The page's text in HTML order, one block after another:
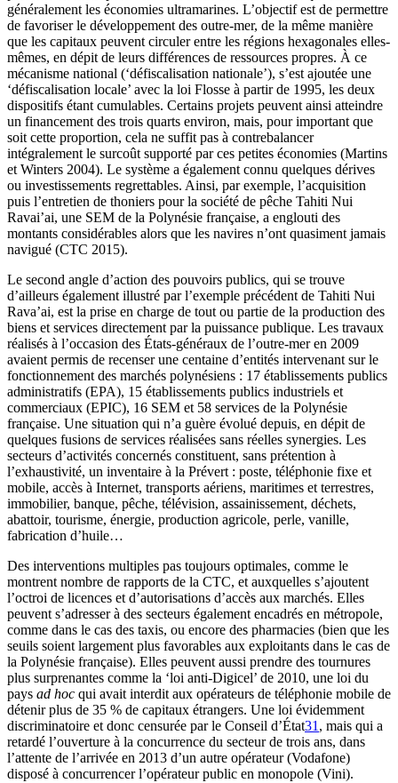
généralement les économies ultramarines. L’objectif est de permettre
de favoriser le développement des outre-mer, de la même manière
que les capitaux peuvent circuler entre les régions hexagonales elles-
mêmes, en dépit de leurs différences de ressources propres. À ce
mécanisme national (‘défiscalisation nationale’), s’est ajoutée une
‘défiscalisation locale’ avec la loi Flosse à partir de 1995, les deux
dispositifs étant cumulables. Certains projets peuvent ainsi atteindre
un financement des trois quarts environ, mais, pour important que
soit cette proportion, cela ne suffit pas à contrebalancer
intégralement le surcoût supporté par ces petites économies (Martins
et Winters 2004). Le système a également connu quelques dérives
ou investissements regrettables. Ainsi, par exemple, l’acquisition
puis l’entretien de thoniers pour la société de pêche Tahiti Nui
Ravai’ai, une SEM de la Polynésie française, a englouti des
montants considérables alors que les navires n’ont quasiment jamais
navigué (CTC 2015).
Le second angle d’action des pouvoirs publics, qui se trouve
d’ailleurs également illustré par l’exemple précédent de Tahiti Nui
Rava’ai, est la prise en charge de tout ou partie de la production des
biens et services directement par la puissance publique. Les travaux
réalisés à l’occasion des États-généraux de l’outre-mer en 2009
avaient permis de recenser une centaine d’entités intervenant sur le
fonctionnement des marchés polynésiens : 17 établissements publics
administratifs (EPA), 15 établissements publics industriels et
commerciaux (EPIC), 16 SEM et 58 services de la Polynésie
française. Une situation qui n’a guère évolué depuis, en dépit de
quelques fusions de services réalisées sans réelles synergies. Les
secteurs d’activités concernés constituent, sans prétention à
l’exhaustivité, un inventaire à la Prévert : poste, téléphonie fixe et
mobile, accès à Internet, transports aériens, maritimes et terrestres,
immobilier, banque, pêche, télévision, assainissement, déchets,
abattoir, tourisme, énergie, production agricole, perle, vanille,
fabrication d’huile…
Des interventions multiples pas toujours optimales, comme le
montrent nombre de rapports de la CTC, et auxquelles s’ajoutent
l’octroi de licences et d’autorisations d’accès aux marchés. Elles
peuvent s’adresser à des secteurs également encadrés en métropole,
comme dans le cas des taxis, ou encore des pharmacies (bien que les
seuils soient largement plus favorables aux exploitants dans le cas de
la Polynésie française). Elles peuvent aussi prendre des tournures
plus surprenantes comme la ‘loi anti-Digicel’ de 2010, une loi du
pays ad hoc qui avait interdit aux opérateurs de téléphonie mobile de
détenir plus de 35 % de capitaux étrangers. Une loi évidemment
discriminatoire et donc censurée par le Conseil d’État31 , mais qui a
retardé l’ouverture à la concurrence du secteur de trois ans, dans
l’attente de l’arrivée en 2013 d’un autre opérateur (Vodafone)
disposé à concurrencer l’opérateur public en monopole (Vini).